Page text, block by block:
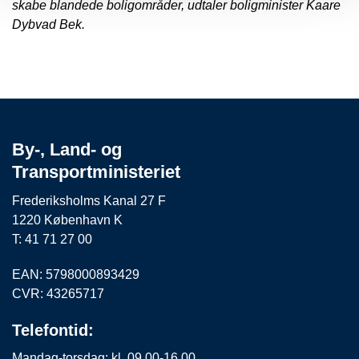
skabe blandede boligområder, udtaler boligminister Kaare
Dybvad Bek.
By-, Land- og
Transportministeriet
Frederiksholms Kanal 27 F
1220 København K
T: 41 71 27 00
EAN: 5798000893429
CVR: 43265717
Telefontid: